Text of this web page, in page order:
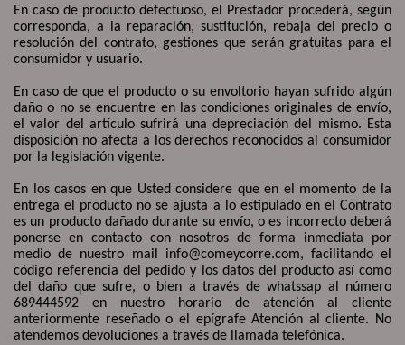
En caso de producto defectuoso, el Prestador procederá, según
corresponda, a la reparación, sustitución, rebaja del precio o
resolución del contrato, gestiones que serán gratuitas para el
consumidor y usuario.
En caso de que el producto o su envoltorio hayan sufrido algún
daño o no se encuentre en las condiciones originales de envío,
el valor del artículo sufrirá una depreciación del mismo. Esta
disposición no afecta a los derechos reconocidos al consumidor
por la legislación vigente.
En los casos en que Usted considere que en el momento de la
entrega el producto no se ajusta a lo estipulado en el Contrato
es un producto dañado durante su envío, o es incorrecto deberá
ponerse en contacto con nosotros de forma inmediata por
medio de nuestro mail info@comeycorre.com, facilitando el
código referencia del pedido y los datos del producto así como
del daño que sufre, o bien a través de whatssap al número
689444592 en nuestro horario de atención al cliente
anteriormente reseñado o el epígrafe Atención al cliente. No
atendemos devoluciones a través de llamada telefónica.